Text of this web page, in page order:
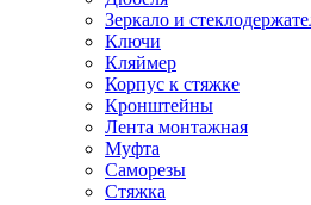
Зеркало и
Ключи
Кляймер
Корпус к стяжке
Кронштейны
Лента монтажная
Муфта
Саморезы
Стяжка